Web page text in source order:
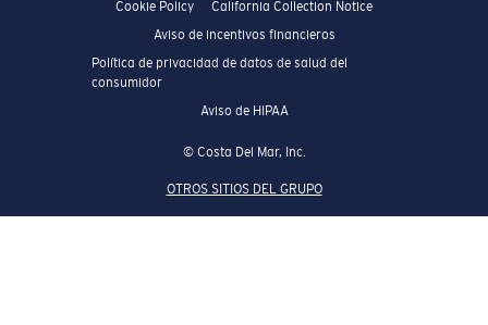
Cookie Policy
California Collection Notice
Aviso de incentivos financieros
Política de privacidad de datos de salud del
consumidor
Aviso de HIPAA
© Costa Del Mar, Inc.
OTROS SITIOS DEL GRUPO